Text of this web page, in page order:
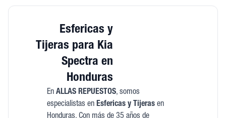
Esfericas y
Tijeras para Kia
Spectra en
Honduras
En ALLAS REPUESTOS, somos
especialistas en Esfericas y Tijerasen